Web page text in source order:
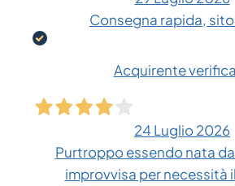
Consegna rapida,
Acquirente
24 Luglio 2026
Purtroppo essendo nata
improvvisa per necessità